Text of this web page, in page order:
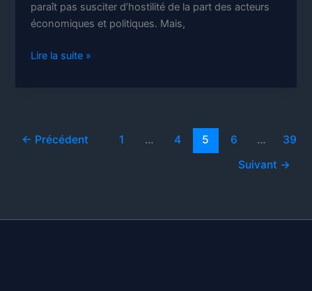
paraît pas susciter d’hostilité de la part des acteurs
économiques et politiques. Mais,
Low-
Lire la suite »
← Précédent 1 … 4 5 6 …
39
Suivant →